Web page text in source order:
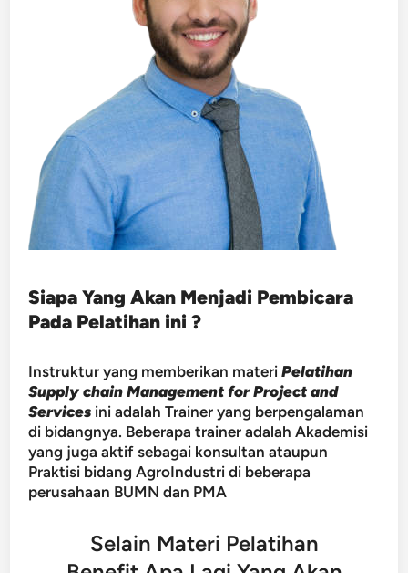
Siapa Yang Akan Menjadi Pembicara
Pada Pelatihan ini ?
Instruktur yang memberikan materiPelatihan
Supply chain Management for Project and
Services ini adalah Trainer yang berpengalaman
di bidangnya. Beberapa trainer adalah Akademisi
yang juga aktif sebagai konsultan ataupun
Praktisi bidang AgroIndustri di beberapa
perusahaan BUMN dan PMA
Selain Materi Pelatihan